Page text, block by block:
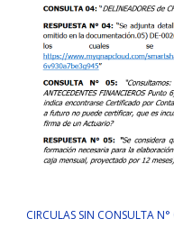
CIRCULAS SIN CONSULTA